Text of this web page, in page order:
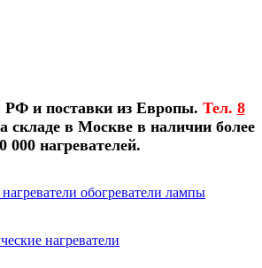
РФ и поставки из Европы. Тел. 8
складе в Москве в наличии более
000 нагревателей.
обогреватели лампы
нагреватели